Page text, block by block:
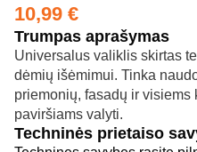
10,99 €
Trumpas aprašymas
Universalus valiklis skirtas
dėmių išėmimui. Tinka
priemonių, fasadų ir
paviršiams valyti.
Techninės prietaiso